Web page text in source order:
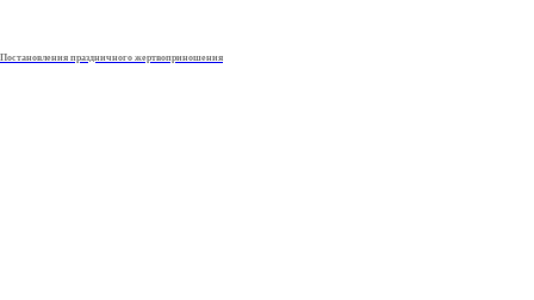
Постановления праздничного жертвоприношения